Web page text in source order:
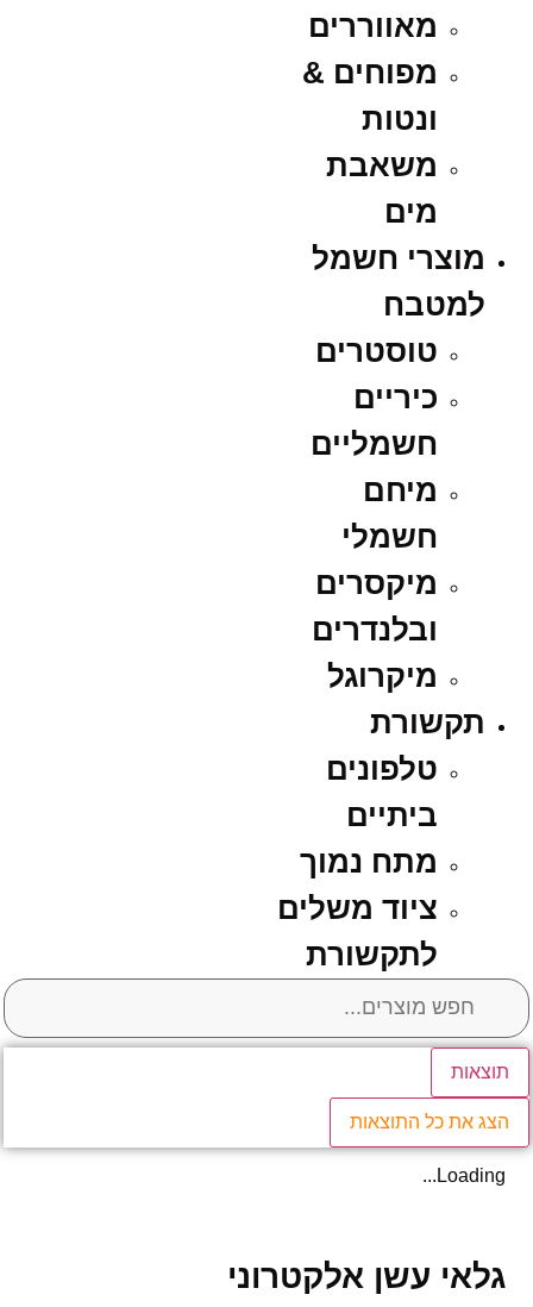
מאווררים
מפוחים &
ונטות
משאבת
מים
מוצרי חשמל
למטבח
טוסטרים
כיריים
חשמליים
מיחם
חשמלי
מיקסרים
ובלנדרים
מיקרוגל
תקשורת
טלפונים
ביתיים
מתח נמוך
ציוד משלים
לתקשורת
תוצאות
הצג את כל התוצאות
Loading...
גלאי עשן אלקטרוני